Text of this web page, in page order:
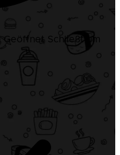
Geöffnet Schließt um